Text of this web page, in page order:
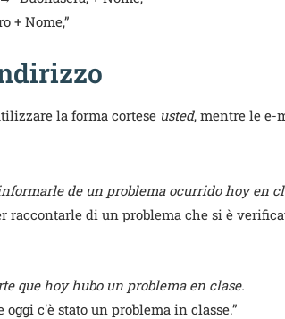
+ Nome,”
la forma cortese usted, mentre le
de un problema ocurrido hoy en
raccontarle di un problema che si è
que hoy hubo un problema en clase.
c'è stato un problema in classe.”